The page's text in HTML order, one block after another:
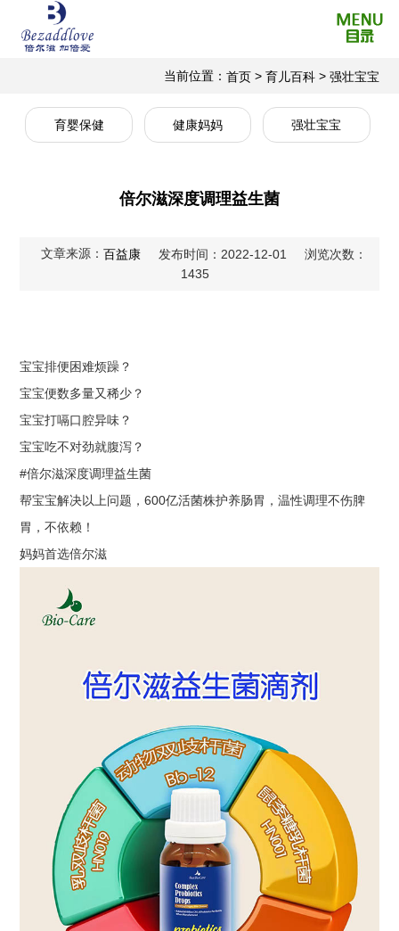
当前位置： 首页> 育儿百科> 强壮宝宝
育婴保健 健康妈妈 强壮宝宝
倍尔滋深度调理益生菌
文章来源： 百益康 发布时间：2022-12-01
浏览次数：
1435
宝宝排便困难烦躁？
宝宝便数多量又稀少？
宝宝打嗝口腔异味？
宝宝吃不对劲就腹泻？
#倍尔滋深度调理益生菌
帮宝宝解决以上问题，600亿活菌株护养肠胃，温性调理不伤脾
胃，不依赖！
妈妈首选倍尔滋